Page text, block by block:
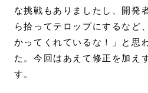
な挑戦もありましたし、開発
ら拾ってテロップにするなど
かってくれているな！」と思
た。今回はあえて修正を加え
す。